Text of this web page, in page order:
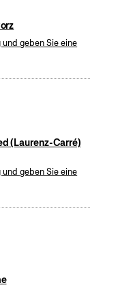
geben Sie eine
(Laurenz-Carré)
geben Sie eine